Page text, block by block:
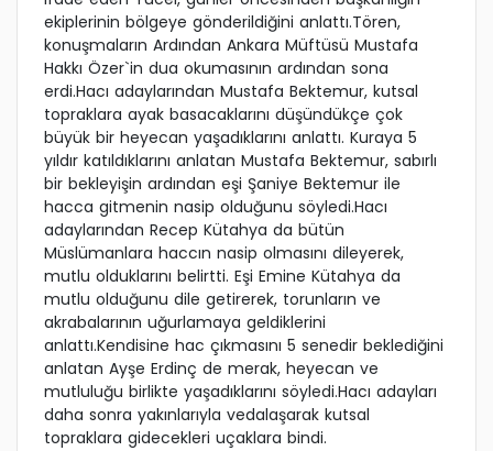
ekiplerinin bölgeye gönderildiğini anlattı.Tören,
konuşmaların Ardından Ankara Müftüsü Mustafa
Hakkı Özer`in dua okumasının ardından sona
erdi.Hacı adaylarından Mustafa Bektemur, kutsal
topraklara ayak basacaklarını düşündükçe çok
büyük bir heyecan yaşadıklarını anlattı. Kuraya 5
yıldır katıldıklarını anlatan Mustafa Bektemur, sabırlı
bir bekleyişin ardından eşi Şaniye Bektemur ile
hacca gitmenin nasip olduğunu söyledi.Hacı
adaylarından Recep Kütahya da bütün
Müslümanlara haccın nasip olmasını dileyerek,
mutlu olduklarını belirtti. Eşi Emine Kütahya da
mutlu olduğunu dile getirerek, torunların ve
akrabalarının uğurlamaya geldiklerini
anlattı.Kendisine hac çıkmasını 5 senedir beklediğini
anlatan Ayşe Erdinç de merak, heyecan ve
mutluluğu birlikte yaşadıklarını söyledi.Hacı adayları
daha sonra yakınlarıyla vedalaşarak kutsal
topraklara gidecekleri uçaklara bindi.